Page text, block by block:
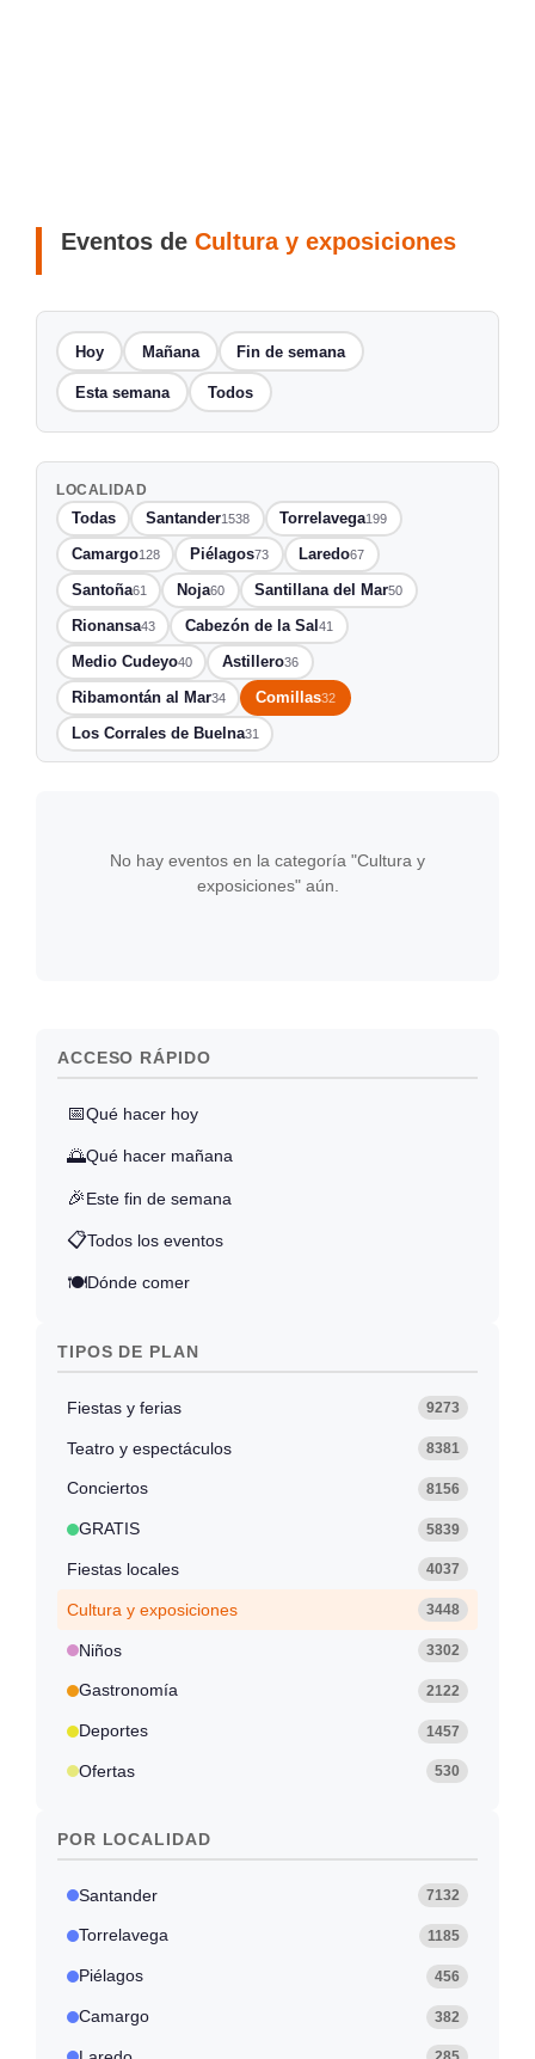
Eventos de Cultura y exposiciones
Hoy Mañana Fin de semana
Esta semana Todos
LOCALIDAD
Todas Santander1538 Torrelavega199
Camargo128 Piélagos73 Laredo67
Santoña61 Noja60 Santillana del Mar50
Rionansa43 Cabezón de la Sal41
Medio Cudeyo40 Astillero36
Ribamontán al Mar34 Comillas32
Los Corrales de Buelna31
No hay eventos en la categoría "Cultura y
exposiciones" aún.
ACCESO RÁPIDO
📅Qué hacer hoy
🌅Qué hacer mañana
🎉Este fin de semana
📋Todos los eventos
🍽️Dónde comer
TIPOS DE PLAN
Fiestas y ferias 9273
Teatro y espectáculos 8381
Conciertos 8156
GRATIS 5839
Fiestas locales 4037
Cultura y exposiciones 3448
Niños 3302
Gastronomía 2122
Deportes 1457
Ofertas 530
POR LOCALIDAD
Santander 7132
Torrelavega 1185
Piélagos 456
Camargo 382